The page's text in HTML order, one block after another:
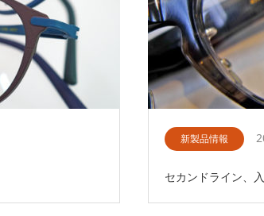
新製品情報
セカンドライン、